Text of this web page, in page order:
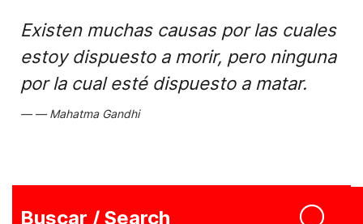
Existen muchas causas por las cuales
estoy dispuesto a morir, pero ninguna
por la cual esté dispuesto a matar.
Mahatma Gandhi
Buscar / Search